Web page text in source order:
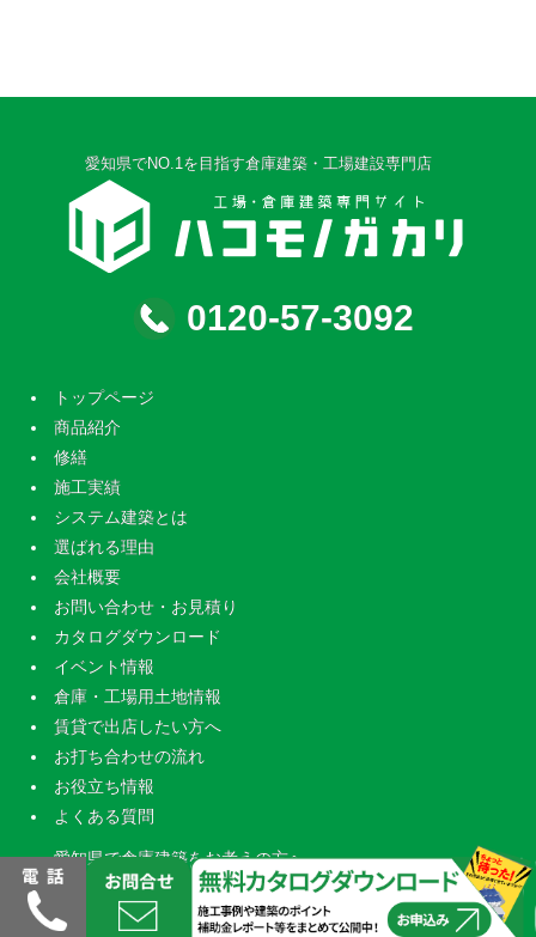
愛知県でNO.1を目指す倉庫建築・工場建設専門店
0120-57-3092
トップページ
商品紹介
修繕
施工実績
システム建築とは
選ばれる理由
会社概要
お問い合わせ・お見積り
カタログダウンロード
イベント情報
倉庫・工場用土地情報
賃貸で出店したい方へ
お打ち合わせの流れ
お役立ち情報
よくある質問
愛知県で倉庫建築をお考えの方へ
HACCPとは（食品工場・冷蔵冷凍倉庫を建設）
補助金を活用した工場建設・倉庫建築